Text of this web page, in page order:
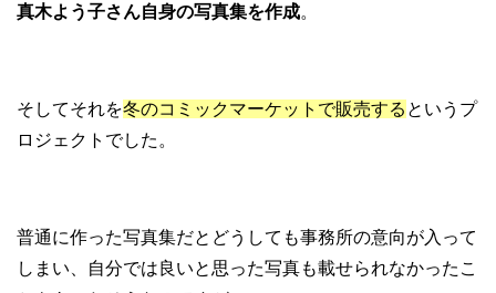
真木よう子さん自身の写真集を作成。
そしてそれを冬のコミックマーケットで販売する というプ
ロジェクトでした。
普通に作った写真集だとどうしても事務所の意向が入って
しまい、自分では良いと思った写真も載せられなかったこ